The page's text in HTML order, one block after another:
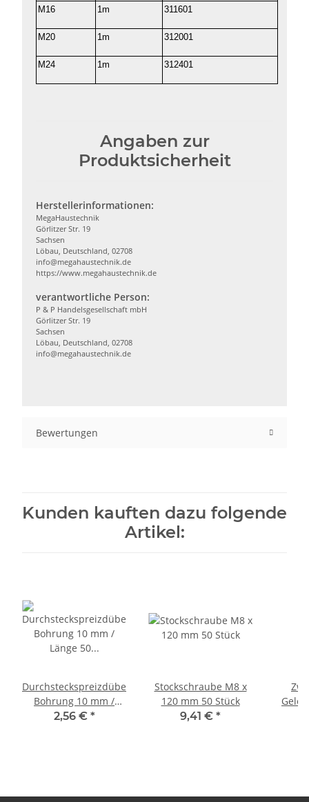
M16 1m 311601
M20 1m 312001
M24 1m 312401
Angaben zur
Produktsicherheit
Herstellerinformationen:
MegaHaustechnik
Görlitzer Str. 19
Sachsen
Löbau, Deutschland, 02708
info@megahaustechnik.de
https://www.megahaustechnik.de
verantwortliche Person:
P & P Handelsgesellschaft mbH
Görlitzer Str. 19
Sachsen
Löbau, Deutschland, 02708
info@megahaustechnik.de
Bewertungen
Kunden kauften dazu folgende
Artikel:
Durchsteckspreizdübel
Bohrung 10 mm /
Länge 50 mm / 50
2,56 € *
Stockschraube M8 x
120 mm 50 Stück
9,41 € *